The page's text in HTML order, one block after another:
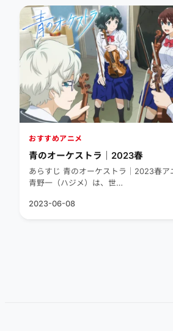
おすすめアニメ
青のオーケストラ｜2023春
あらすじ 青のオーケストラ｜2023春ア
青野一（ハジメ）は、世…
2023-06-08